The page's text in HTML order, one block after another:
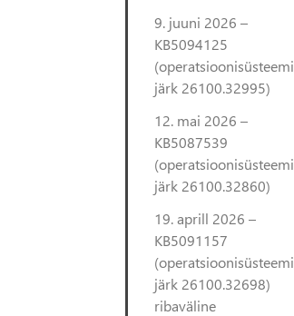
9. juuni 2026 –
KB5094125
(operatsioonisüsteemi
järk 26100.32995)
12. mai 2026 –
KB5087539
(operatsioonisüsteemi
järk 26100.32860)
19. aprill 2026 –
KB5091157
(operatsioonisüsteemi
järk 26100.32698)
ribaväline